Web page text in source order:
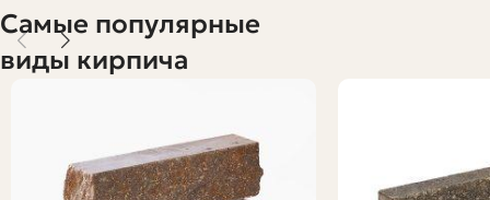
Текст рассчитан на тех, кто хочет понять суть и принять
взвешенное решение без лишней технической чепухи.
облицовочный кирпич и чем он
отличается от других
Самые популярные
виды кирпича